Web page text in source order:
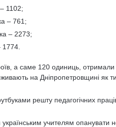
1102;
– 761;
– 2273;
а саме 120 одиниць, отримали й
на Дніпропетровщині як
решту педагогічних
учителям опанувати